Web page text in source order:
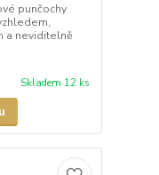
punčochy
a neviditelně
Skladem 12 ks